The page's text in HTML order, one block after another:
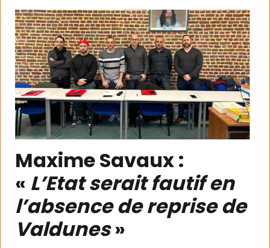
Maxime Savaux :
« L’Etat serait fautif en
l’absence de reprise de
Valdunes»